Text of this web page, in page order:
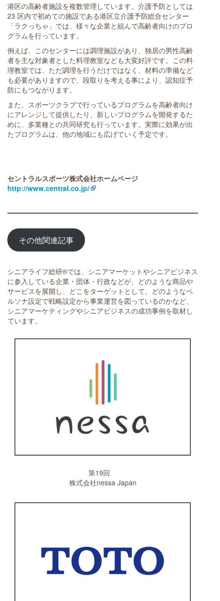
港区の高齢者施設を複数管理しています。介護予防としては
23 区内で初めての施設である港区立介護予防総合センター
「ラクっちゃ」では、様々な企業と組んで高齢者向けのプロ
グラムを行っています。
例えば、このセンターには調理施設があり、独居の男性高齢
者を主な対象者とした料理教室なども大変好評です。この料
理教室では、ただ調理を行うだけではなく、材料の準備など
も必要がありますので、段取りを考える事により、認知症予
防にもつながります。
また、スポーツクラブで行っているプログラムを高齢者向け
にアレンジして提供したり、新しいプログラムを開発するた
めに、多業種との共同研究も行っています。実際に効果が出
たプログラムは、他の地域にも広げていく予定です。
セントラルスポーツ株式会社ホームページ
http://www.central.co.jp/
その他関連記事
シニアライフ総研®では、シニアマーケットやシニアビジネス
に参入している企業・団体・行政などが、どのような商品や
サービスを展開し、どこをターゲットとして、どのようなペ
ルソナ設定で戦略設定から事業運営を図っているのかなど、
シニアマーケティングやシニアビジネスの成功事例を取材し
ています。
第19回
株式会社nessa Japan